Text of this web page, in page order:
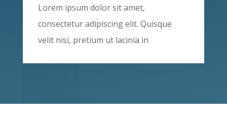
Lorem ipsum dolor sit amet,
consectetur adipiscing elit. Quisque
velit nisi, pretium ut lacinia in